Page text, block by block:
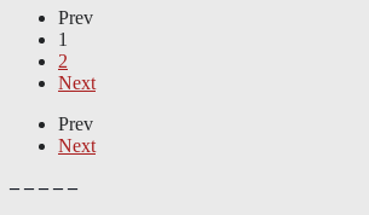
Prev
1
2
Next
Prev
Next
– – – – –